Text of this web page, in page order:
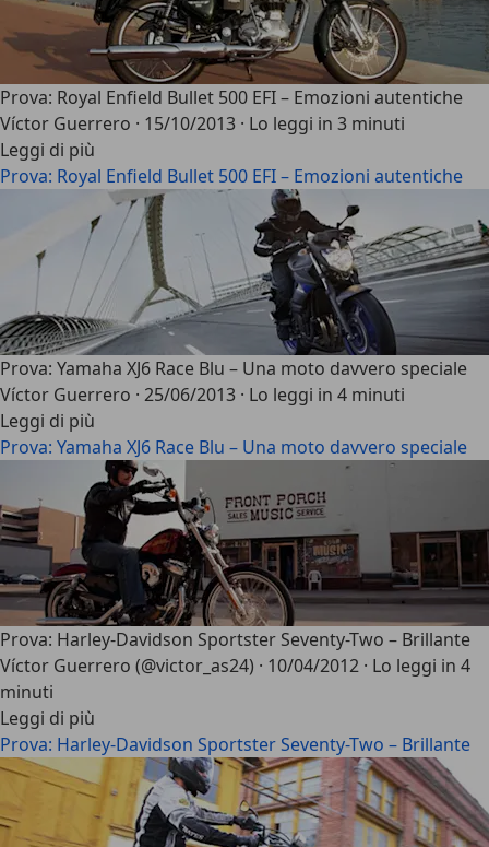
Prova: Royal Enfield Bullet 500 EFI – Emozioni autentiche
Víctor Guerrero · 15/10/2013 · Lo leggi in 3 minuti
Leggi di più
Prova: Royal Enfield Bullet 500 EFI – Emozioni autentiche
Prova: Yamaha XJ6 Race Blu – Una moto davvero speciale
Víctor Guerrero · 25/06/2013 · Lo leggi in 4 minuti
Leggi di più
Prova: Yamaha XJ6 Race Blu – Una moto davvero speciale
Prova: Harley-Davidson Sportster Seventy-Two – Brillante
Víctor Guerrero (@victor_as24) · 10/04/2012 · Lo leggi in 4
minuti
Leggi di più
Prova: Harley-Davidson Sportster Seventy-Two – Brillante